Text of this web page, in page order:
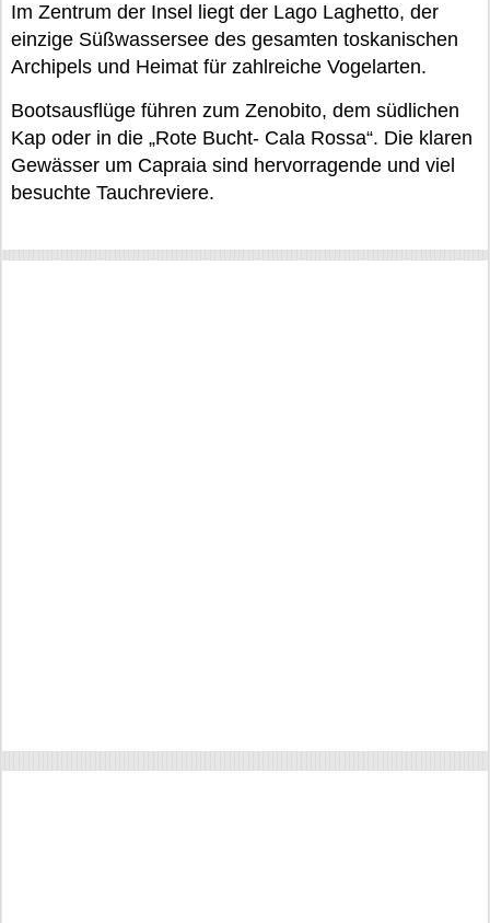
Im Zentrum der Insel liegt der Lago Laghetto, der
einzige Süßwassersee des gesamten toskanischen
Archipels und Heimat für zahlreiche Vogelarten.
Bootsausflüge führen zum Zenobito, dem südlichen
Kap oder in die „Rote Bucht- Cala Rossa“. Die klaren
Gewässer um Capraia sind hervorragende und viel
besuchte Tauchreviere.